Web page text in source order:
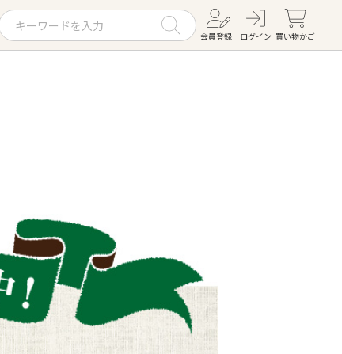
ギフトセット
会員登録 ログイン 買い物かご